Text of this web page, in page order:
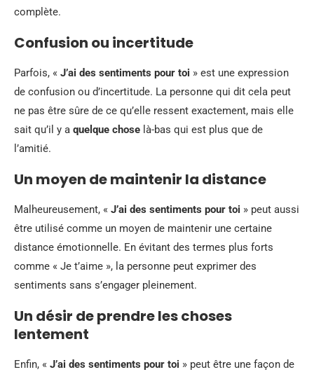
complète.
Confusion ou incertitude
Parfois, « J’ai des sentiments pour toi » est une expression
de confusion ou d’incertitude. La personne qui dit cela peut
ne pas être sûre de ce qu’elle ressent exactement, mais elle
sait qu’il y a quelque chose là-bas qui est plus que de
l’amitié.
Un moyen de maintenir la distance
Malheureusement, « J’ai des sentiments pour toi » peut aussi
être utilisé comme un moyen de maintenir une certaine
distance émotionnelle. En évitant des termes plus forts
comme « Je t’aime », la personne peut exprimer des
sentiments sans s’engager pleinement.
Un désir de prendre les choses
lentement
Enfin, « J’ai des sentiments pour toi » peut être une façon de